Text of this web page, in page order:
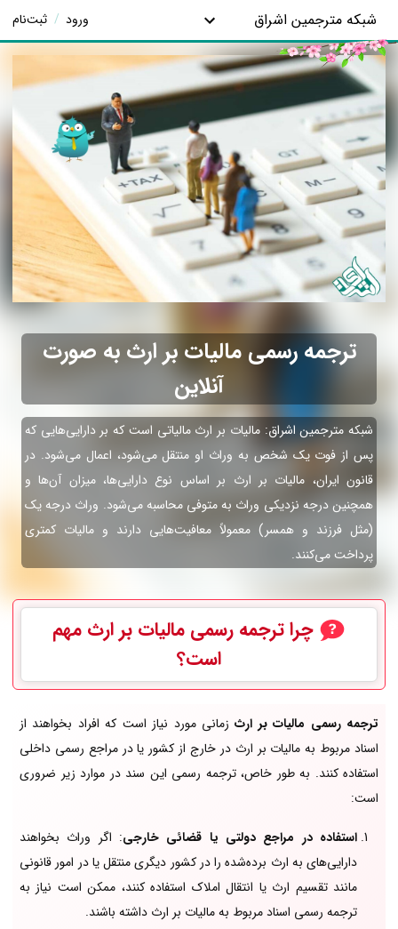
شبکه مترجمین اشراق ورود / ثبت‌نام
ترجمه رسمی مالیات بر ارث به صورت
آنلاین
شبکه مترجمین اشراق: مالیات بر ارث مالیاتی است که بر دارایی‌هایی که
پس از فوت یک شخص به وراث او منتقل می‌شود، اعمال می‌شود. در
قانون ایران، مالیات بر ارث بر اساس نوع دارایی‌ها، میزان آن‌ها و
همچنین درجه نزدیکی وراث به متوفی محاسبه می‌شود. وراث درجه یک
(مثل فرزند و همسر) معمولاً معافیت‌هایی دارند و مالیات کمتری
پرداخت می‌کنند.
چرا ترجمه رسمیمالیات بر ارثمهم
است؟
ترجمه رسمی مالیات بر ارثزمانی مورد نیاز است که افراد بخواهند از
اسناد مربوط به مالیات بر ارث در خارج از کشور یا در مراجع رسمی داخلی
استفاده کنند. به طور خاص، ترجمه رسمی این سند در موارد زیر ضروری
است:
استفاده در مراجع دولتی یا قضائی خارجی: اگر وراث بخواهند
دارایی‌های به ارث برده‌شده را در کشور دیگری منتقل یا در امور قانونی
مانند تقسیم ارث یا انتقال املاک استفاده کنند، ممکن است نیاز به
ترجمه رسمی اسناد مربوط به مالیات بر ارث داشته باشند.